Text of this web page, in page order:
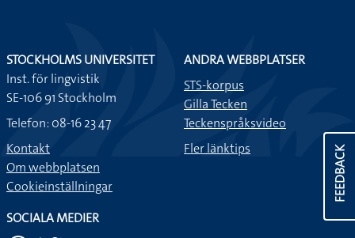
FEEDBACK
STOCKHOLMS UNIVERSITET
Inst. för lingvistik
SE-106 91 Stockholm
Telefon: 08-16 23 47
Kontakt
Om webbplatsen
Cookieinställningar
ANDRA WEBBPLATSER
STS-korpus
Gilla Tecken
Teckenspråksvideo
Fler länktips
SOCIALA MEDIER